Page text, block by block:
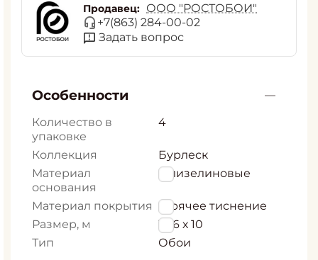
Продавец: ООО "РОСТОБОИ"
+7(863) 284-00-02
Задать вопрос
Особенности
Количество в
упаковке
4
Коллекция
Бурлеск
Материал
основания
Флизелиновые
Материал покрытия Горячее тиснение
Размер, м
1,06 х 10
Тип
Обои